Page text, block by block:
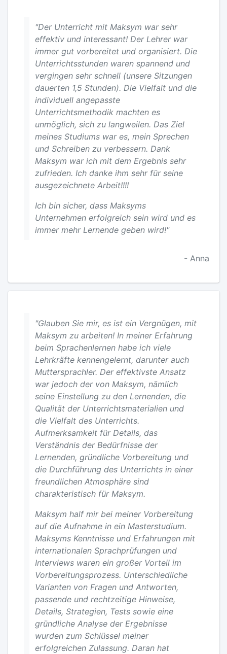
"Der Unterricht mit Maksym war sehr
effektiv und interessant! Der Lehrer war
immer gut vorbereitet und organisiert. Die
Unterrichtsstunden waren spannend und
vergingen sehr schnell (unsere Sitzungen
dauerten 1,5 Stunden). Die Vielfalt und die
individuell angepasste
Unterrichtsmethodik machten es
unmöglich, sich zu langweilen. Das Ziel
meines Studiums war es, mein Sprechen
und Schreiben zu verbessern. Dank
Maksym war ich mit dem Ergebnis sehr
zufrieden. Ich danke ihm sehr für seine
ausgezeichnete Arbeit!!!!
Ich bin sicher, dass Maksyms
Unternehmen erfolgreich sein wird und es
immer mehr Lernende geben wird!"
- Anna
"Glauben Sie mir, es ist ein Vergnügen, mit
Maksym zu arbeiten! In meiner Erfahrung
beim Sprachenlernen habe ich viele
Lehrkräfte kennengelernt, darunter auch
Muttersprachler. Der effektivste Ansatz
war jedoch der von Maksym, nämlich
seine Einstellung zu den Lernenden, die
Qualität der Unterrichtsmaterialien und
die Vielfalt des Unterrichts.
Aufmerksamkeit für Details, das
Verständnis der Bedürfnisse der
Lernenden, gründliche Vorbereitung und
die Durchführung des Unterrichts in einer
freundlichen Atmosphäre sind
charakteristisch für Maksym.
Maksym half mir bei meiner Vorbereitung
auf die Aufnahme in ein Masterstudium.
Maksyms Kenntnisse und Erfahrungen mit
internationalen Sprachprüfungen und
Interviews waren ein großer Vorteil im
Vorbereitungsprozess. Unterschiedliche
Varianten von Fragen und Antworten,
passende und rechtzeitige Hinweise,
Details, Strategien, Tests sowie eine
gründliche Analyse der Ergebnisse
wurden zum Schlüssel meiner
erfolgreichen Zulassung. Daran hat